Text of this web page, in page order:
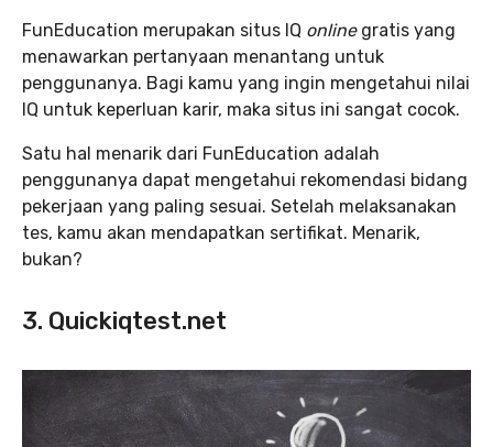
FunEducation merupakan situs IQ online gratis yang
menawarkan pertanyaan menantang untuk
penggunanya. Bagi kamu yang ingin mengetahui nilai
IQ untuk keperluan karir, maka situs ini sangat cocok.
Satu hal menarik dari FunEducation adalah
penggunanya dapat mengetahui rekomendasi bidang
pekerjaan yang paling sesuai. Setelah melaksanakan
tes, kamu akan mendapatkan sertifikat. Menarik,
bukan?
3. Quickiqtest.net